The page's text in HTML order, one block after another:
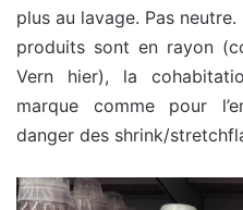
plus au lavage. Pas
produits sont en rayon
Vern hier), la
marque comme pour
danger des shrink/